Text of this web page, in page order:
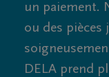
un paiement.
ou des pièces
DELA prend